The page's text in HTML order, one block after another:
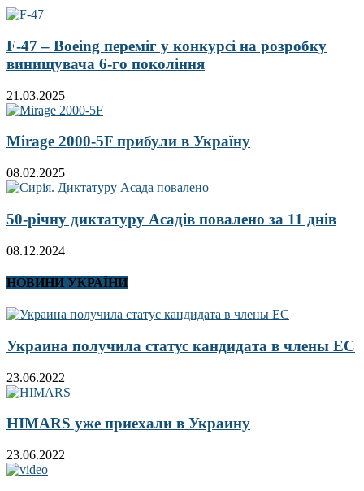
F-47 – Boeing переміг у конкурсі на розробку
винищувача 6-го покоління
21.03.2025
Mirage 2000-5F прибули в Україну
08.02.2025
50-річну диктатуру Асадів повалено за 11 днів
08.12.2024
НОВИНИ УКРАЇНИ
Украина получила статус кандидата в члены ЕС
23.06.2022
HIMARS уже приехали в Украину
23.06.2022